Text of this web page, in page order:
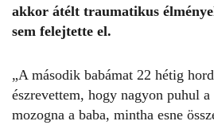
akkor átélt traumatikus
sem felejtette el.
„A második babámat 22 hétig
észrevettem, hogy nagyon puhul
mozogna a baba, mintha esne